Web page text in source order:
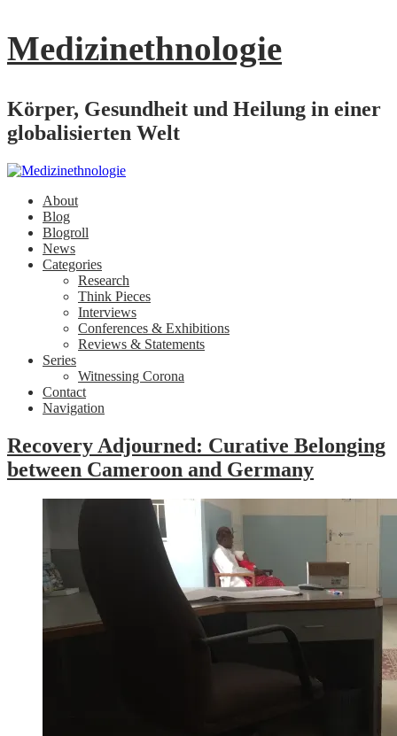
Medizinethnologie
Körper, Gesundheit und Heilung in einer
globalisierten Welt
About
Blog
Blogroll
News
Categories
Research
Think Pieces
Interviews
Conferences & Exhibitions
Reviews & Statements
Series
Witnessing Corona
Contact
Navigation
Recovery Adjourned: Curative Belonging
between Cameroon and Germany